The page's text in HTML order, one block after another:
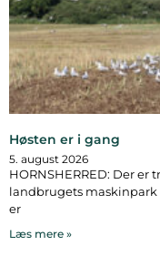
Høsten er i gang
5. august 2026
HORNSHERRED: Der
landbrugets maskinpark
er
Læs mere »